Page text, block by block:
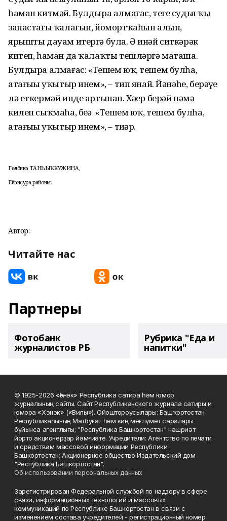
һаман китмәй. Булдыра алмағас, теге судья ҡыҙ
запастағы ҡалағын, йомортҡаһын алып,
ярышты дауам итергә була. Ә инәй ситкәрәк
китеп, һаман да ҡалаҡты тешләргә маташа.
Булдыра алмағас: «Тешем юҡ, тешем булһа,
атағыҙҙы уҡытыр инем», – тип янай. Йәнәһе, берәүҙе
лә еткермәй инде артынан. Хәҙер берәй нәмә
килеп сыҡмаһа, беҙҙә «Тешем юҡ, тешем булһа,
атағыҙҙы уҡытыр инем», – тиҙәр.
Гөлбикә ТАНҺЫҠҠУЖИНА,
Ейәнсура районы.
Автор:
Читайте нас
Партнеры
Фотобанк
журналистов РБ
Рубрика "Еда и
напитки"
© 1925-2026 «Һәнәк» Республика сатира һәм юмор
журналының сайты. Сайт Республиканского журнала сатиры и
юмора «Хэнэк» («Вилы»). Ойоштороусылары: Башҡортостан
Республикаһының Матбуғат һәм киң мәғлүмәт саралары
буйынса агентлығы; "Республика Башкортостан" нәшриәт
йорто акционерҙар йәмғиәте. Учредители: Агентство по печати
и средствам массовой информации Республики
Башкортостан; Акционерное общество Издательский дом
"Республика Башкортостан".
Об использовании персональных данных
Зарегистрирован Федеральной службой по надзору в сфере
связи, информационных технологий и массовых
коммуникаций по Республике Башкортостан в связи с
изменением состава учредителей - регистрационный номер